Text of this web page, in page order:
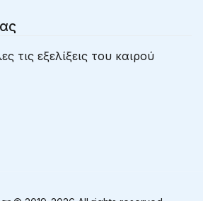
τις εξελίξεις του καιρού